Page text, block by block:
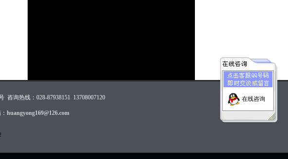
咨询热线：028-87938151 13708007120
huangyong169@126.com
在线咨询